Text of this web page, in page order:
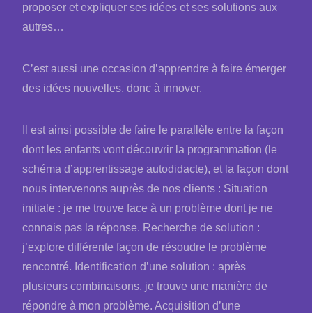
proposer et expliquer ses idées et ses solutions aux
autres…
C’est aussi une occasion d’apprendre à faire émerger
des idées nouvelles, donc à innover.
Il est ainsi possible de faire le parallèle entre la façon
dont les enfants vont découvrir la programmation (le
schéma d’apprentissage autodidacte), et la façon dont
nous intervenons auprès de nos clients : Situation
initiale : je me trouve face à un problème dont je ne
connais pas la réponse. Recherche de solution :
j’explore différente façon de résoudre le problème
rencontré. Identification d’une solution : après
plusieurs combinaisons, je trouve une manière de
répondre à mon problème. Acquisition d’une